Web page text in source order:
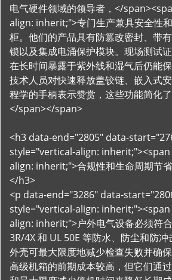
电气硬件领域的领导者，</
align: inherit;">专门生产兼具安全性
柜。他们的产品具有防篡改密封、带
锁以及集成电涌保护模块。现场测试
在长时间暴露于紫外线和湿气后仍能保
技术人员对快速释放盖铰链、嵌入式
程学的手柄表示赞赏，这些功能简化了
</span></span>
<h3 data-end="2805" data-
style="vertical-align:
align: inherit;">合规性和生命周期节
</h3>
<p data-end="3286" data-
style="vertical-align:
align: inherit;">户外电气设备必须符
3R/4X 和 UL 50E 等防水、防尘和防
外壳可最大限度地减少检查失败并确
高级机箱的前期成本较高，但它们通